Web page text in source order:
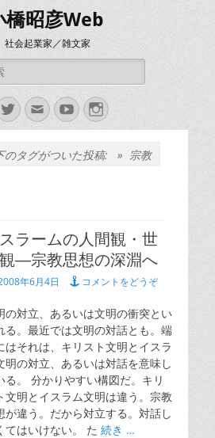
橋昭彦Web
社会起業家／雑文家
Twitter
メ
ー
YouTubeInstagram
のタグがついた投稿: » 宗教
ラームの人間観・世
―宗教思想の深淵へ
年6月4日 コメントをどうぞ
の対立、あるいは文明の衝突とい
る。最近では文明の対話とも。端
はそれは、キリスト文明とイスラ
明の対立、あるいは対話を意味し
る。 分かりやすい構図だ。キリ
文明とイスラム文明は違う。宗教
が違う。だから対立する。対話し
てはいけない。 た 続き …